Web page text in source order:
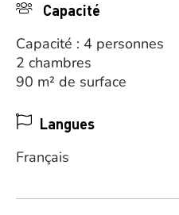
Capacité
Capacité : 4 personnes
2 chambres
90 m² de surface
Langues
Français